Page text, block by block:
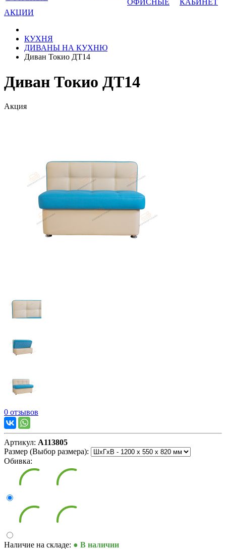
ОФИСНЫЕ
КАБИНЕТ
АКЦИИ
КУХНЯ
ДИВАНЫ НА КУХНЮ
Диван Токио ДТ14
Диван Токио ДТ14
Акция
0 отзывов
Артикул: А113805
Размер (Выбор размера):
Обивка:
Наличие на складе: ● В наличии